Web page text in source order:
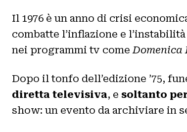
Il 1976 è un anno di crisi
combatte l’inflazione e
nei programmi tv come Domenica
Dopo il tonfo dell’edizione ’75,
diretta televisiva, e soltanto
show: un evento da archiviare in